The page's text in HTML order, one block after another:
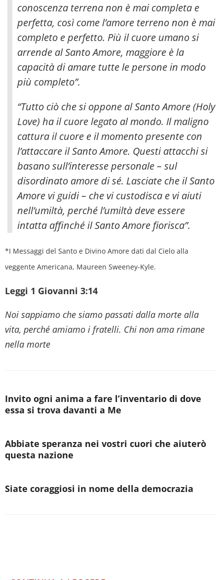
conoscenza terrena non è mai completa e
perfetta, così come l’amore terreno non è mai
completo e perfetto. Più il cuore umano si
arrende al Santo Amore, maggiore è la
capacità di amare tutte le persone in modo
più completo”.
“Tutto ciò che si oppone al Santo Amore (Holy
Love) ha il cuore legato al mondo. Il maligno
cattura il cuore e il momento presente con
l’attaccare il Santo Amore. Questi attacchi si
basano sull’interesse personale – sul
disordinato amore di sé. Lasciate che il Santo
Amore vi guidi – che vi custodisca e vi aiuti
nell’umiltà, perché l’umiltà deve essere
intatta affinché il Santo Amore fiorisca”.
*I Messaggi del Santo e Divino Amore dati dal Cielo alla
veggente Americana, Maureen Sweeney-Kyle.
Leggi 1 Giovanni 3:14
Noi sappiamo che siamo passati dalla morte alla
vita, perché amiamo i fratelli. Chi non ama rimane
nella morte
Invito ogni anima a fare l’inventario di dove
essa si trova davanti a Me
Abbiate speranza nei vostri cuori che aiuterò
questa nazione
Siate coraggiosi in nome della democrazia